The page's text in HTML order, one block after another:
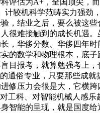
评估为A+，全国顶尖，
较机科学范畴实力强劲
，结业之后，要么被这
难接触到的成长机遇
，华侈分数、华侈四年
的数学和物理根本，底
目报考，就算勉强考上
通俗专业，只要那些成
修压力会很是大，它横
工科、对智能机械人感
智能的呈现，就是国度